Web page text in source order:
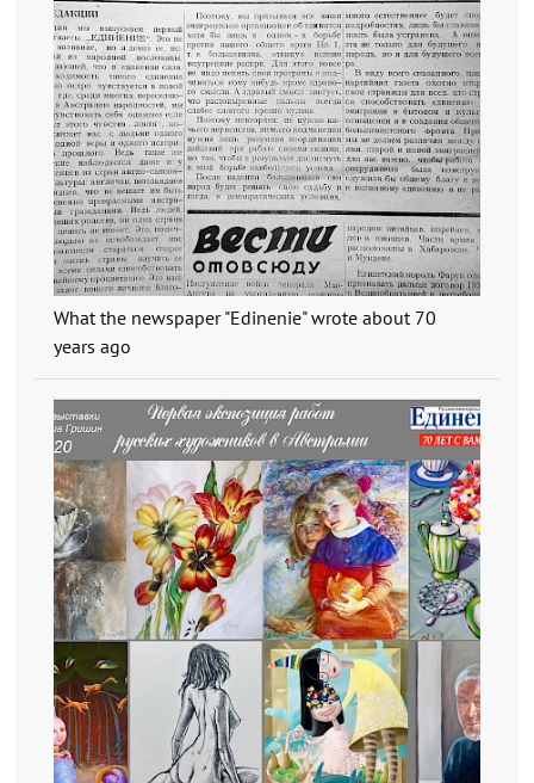
What the newspaper "Edinenie" wrote about 70
years ago